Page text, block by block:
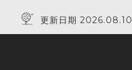
更新日期 2026.08.10